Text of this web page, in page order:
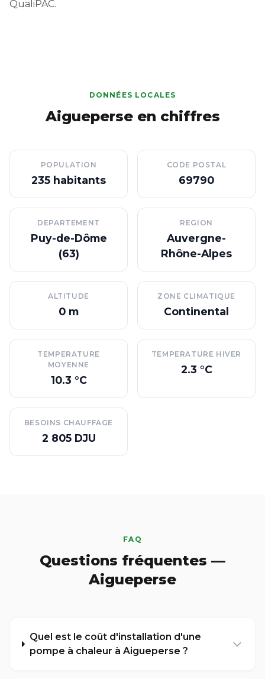
QualiPAC.
DONNÉES LOCALES
Aigueperse en chiffres
POPULATION
235 habitants
CODE POSTAL
69790
DEPARTEMENT
Puy-de-Dôme
(63)
REGION
Auvergne-
Rhône-Alpes
ALTITUDE
0 m
ZONE CLIMATIQUE
Continental
TEMPERATURE
MOYENNE
10.3 °C
TEMPERATURE HIVER
2.3 °C
BESOINS CHAUFFAGE
2 805 DJU
FAQ
Questions fréquentes —
Aigueperse
Quel est le coût d'installation d'une
pompe à chaleur à Aigueperse ?